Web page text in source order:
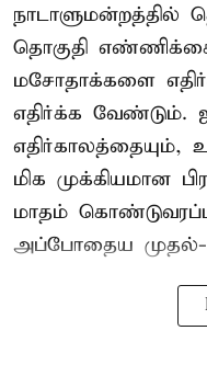
நாடாளுமன்றத்தில்
தொகுதி
மசோதாக்களை
எதிர்க்க வேண்டும்.
எதிர்காலத்தையும்,
மிக முக்கியமான
மாதம்
அப்போதைய முதல்-